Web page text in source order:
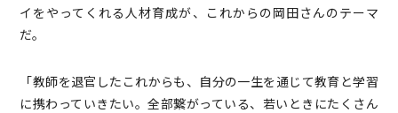
イをやってくれる人材育成が、これからの岡田さんのテーマ
だ。
「教師を退官したこれからも、自分の一生を通じて教育と学習
に携わっていきたい。全部繋がっている、若いときにたくさん